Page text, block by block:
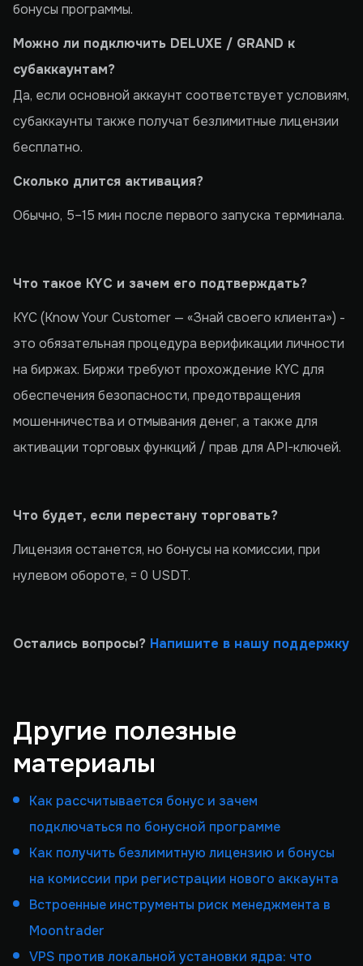
бонусы программы.
Можно ли подключить DELUXE / GRAND к
субаккаунтам?
Да, если основной аккаунт соответствует условиям,
субаккаунты также получат безлимитные лицензии
бесплатно.
Сколько длится активация?
Обычно, 5–15 мин после первого запуска терминала.
Что такое KYC и зачем его подтверждать?
KYC (Know Your Customer — «Знай своего клиента») -
это обязательная процедура верификации личности
на биржах. Биржи требуют прохождение KYC для
обеспечения безопасности, предотвращения
мошенничества и отмывания денег, а также для
активации торговых функций / прав для API-ключей.
Что будет, если перестану торговать?
Лицензия останется, но бонусы на комиссии, при
нулевом обороте, = 0 USDT.
Остались вопросы? Напишите в нашу поддержку
Другие полезные
материалы
Как рассчитывается бонус и зачем
подключаться по бонусной программе
Как получить безлимитную лицензию и бонусы
на комиссии при регистрации нового аккаунта
Встроенные инструменты риск менеджмента в
Moontrader
VPS против локальной установки ядра: что